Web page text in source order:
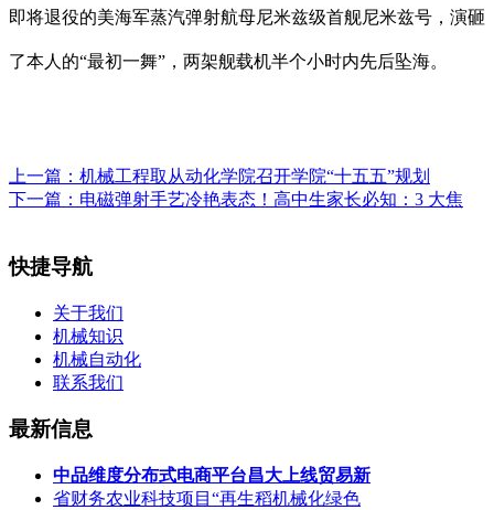
即将退役的美海军蒸汽弹射航母尼米兹级首舰尼米兹号，演砸
了本人的“最初一舞”，两架舰载机半个小时内先后坠海。
上一篇： 机械工程取从动化学院召开学院“十五五”规划
下一篇： 电磁弹射手艺冷艳表态！高中生家长必知：3 大焦
快捷导航
关于我们
机械知识
机械自动化
联系我们
最新信息
中品维度分布式电商平台昌大上线贸易新
省财务农业科技项目“再生稻机械化绿色